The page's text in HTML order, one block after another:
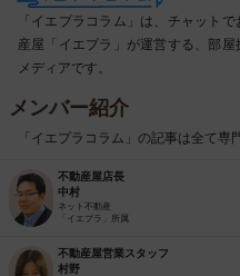
「イエプラコラム」は、チャット
産屋「イエプラ」が運営する、部
メディアです。
メンバー紹介
「イエプラコラム」の記事は全て専
不動産屋店長
中村
ネット不動産
「イエプラ」所属
不動産屋営業スタッフ
村野